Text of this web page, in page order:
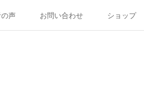
声 お問い合わせ ショップ